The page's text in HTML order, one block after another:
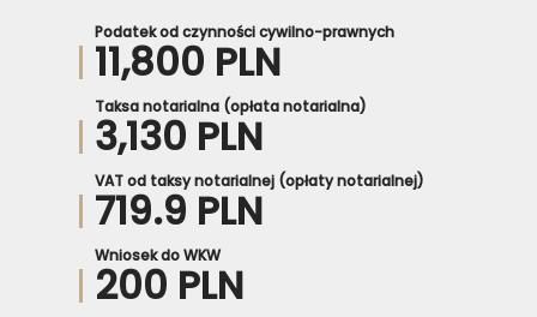
Podatek od czynności cywilno-prawnych
11,800 PLN
Taksa notarialna (opłata notarialna)
3,130 PLN
VAT od taksy notarialnej (opłaty notarialnej)
719.9 PLN
Wniosek do WKW
200 PLN